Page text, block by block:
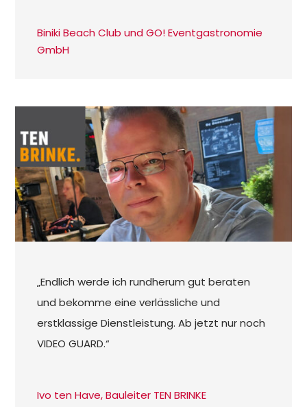
Biniki Beach Club und GO! Eventgastronomie
GmbH
„Endlich werde ich rundherum gut beraten
und bekomme eine verlässliche und
erstklassige Dienstleistung. Ab jetzt nur noch
VIDEO GUARD.“
Ivo ten Have, Bauleiter TEN BRINKE